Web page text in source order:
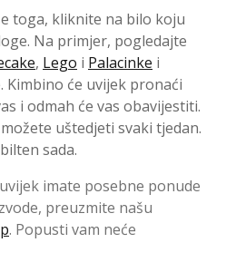
toga, kliknite na bilo koju
Na primjer, pogledajte
, Lego i Palacinke i
Kimbino će uvijek pronaći
i odmah će vas obavijestiti.
uštedjeti svaki tjedan.
sada.
imate posebne ponude
preuzmite našu
. Popusti vam neće